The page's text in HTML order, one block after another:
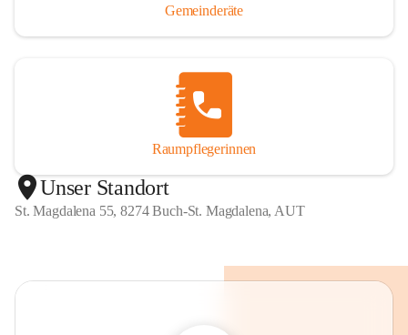
Gemeinderäte
Raumpflegerinnen
Unser Standort
St. Magdalena 55, 8274 Buch-St. Magdalena, AUT